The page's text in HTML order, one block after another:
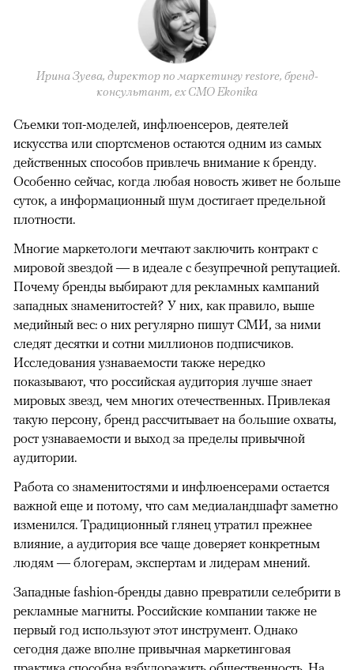
Ирина Зуева, директор по маркетингу restore, бренд-
консультант, eх CMO Ekonika
Съемки топ-моделей, инфлюенсеров, деятелей
искусства или спортсменов остаются одним из самых
действенных способов привлечь внимание к бренду.
Особенно сейчас, когда любая новость живет не больше
суток, а информационный шум достигает предельной
плотности.
Многие маркетологи мечтают заключить контракт с
мировой звездой — в идеале с безупречной репутацией.
Почему бренды выбирают для рекламных кампаний
западных знаменитостей? У них, как правило, выше
медийный вес: о них регулярно пишут СМИ, за ними
следят десятки и сотни миллионов подписчиков.
Исследования узнаваемости также нередко
показывают, что российская аудитория лучше знает
мировых звезд, чем многих отечественных. Привлекая
такую персону, бренд рассчитывает на большие охваты,
рост узнаваемости и выход за пределы привычной
аудитории.
Работа со знаменитостями и инфлюенсерами остается
важной еще и потому, что сам медиаландшафт заметно
изменился. Традиционный глянец утратил прежнее
влияние, а аудитория все чаще доверяет конкретным
людям — блогерам, экспертам и лидерам мнений.
Западные fashion-бренды давно превратили селебрити в
рекламные магниты. Российские компании также не
первый год используют этот инструмент. Однако
сегодня даже вполне привычная маркетинговая